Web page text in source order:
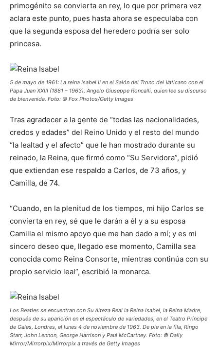
primogénito se convierta en rey, lo que por primera vez
aclara este punto, pues hasta ahora se especulaba con
que la segunda esposa del heredero podría ser solo
princesa.
5 de mayo de 1961: La reina Isabel II en el Salón del Trono del Vaticano con el
Papa Juan XXIII (1881 – 1963), Angelo Giuseppe Roncalli, quien lee su discurso
de bienvenida. Foto: © Fox Photos/Getty Images
Tras agradecer a la gente de “todas las nacionalidades,
credos y edades” del Reino Unido y el resto del mundo
“la lealtad y el afecto” que le han mostrado durante su
reinado, la Reina, que firmó como “Su Servidora”, pidió
que extiendan ese respaldo a Carlos, de 73 años, y
Camilla, de 74.
“Cuando, en la plenitud de los tiempos, mi hijo Carlos se
convierta en rey, sé que le darán a él y a su esposa
Camilla el mismo apoyo que me han dado a mí; y es mi
sincero deseo que, llegado ese momento, Camilla sea
conocida como Reina Consorte, mientras continúa con su
propio servicio leal”, escribió la monarca.
Los Beatles se encuentran con Su Alteza Real la Reina Isabel, la Reina Madre,
después de su aparición en el espectáculo de variedades, en el Teatro Príncipe
de Gales, Londres, el lunes 4 de noviembre de 1963. De pie en la fila, Ringo
Starr, John Lennon, George Harrison y Paul McCartney. Foto: © Daily
Mirror/Mirrorpix/Mirrorpix a través de Getty Images